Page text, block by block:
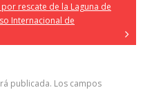
rescate de la Laguna de
Internacional de
publicada. Los campos